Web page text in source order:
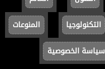
التكنولوجيا
المنوعات
سياسة الخصوصية